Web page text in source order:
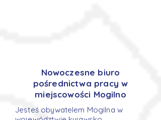
Nowoczesne biuro
pośrednictwa pracy w
miejscowości Mogilno
Jesteś obywatelem Mogilna w